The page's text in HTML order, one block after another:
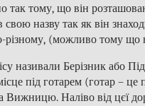
так тому, що він
назву так як він
різному, (можливо тому що
називали Берізник або
під готарем (готар –
Вижницю. Наліво від цєї